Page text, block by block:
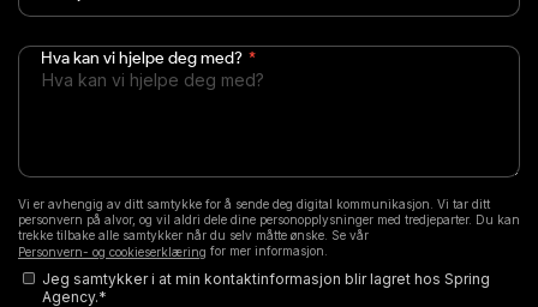
Hva kan vi hjelpe deg med? *
Vi er avhengig av ditt samtykke for å sende deg digital kommunikasjon. Vi tar ditt
personvern på alvor, og vil aldri dele dine personopplysninger med tredjeparter. Du kan
trekke tilbake alle samtykker når du selv måtte ønske. Se vår
Personvern- og cookieserklæring for mer informasjon.
Jeg samtykker i at min kontaktinformasjon blir lagret hos Spring
Agency.*